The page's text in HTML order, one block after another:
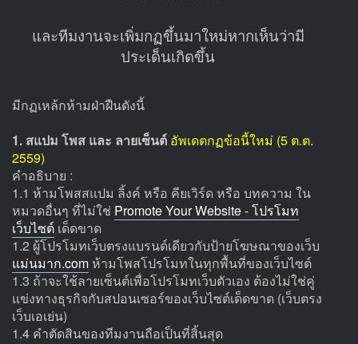
และทีมงานจะเพิ่มกฏขึ้นมาใหม่หากเห็นว่ามี
ประเด็นเกิดขึ้น
มีกฏเหล้กห้ามฝ่าฝืนดังนี้
1. สแปม โพส และ ลายเซ็นต์ อัพเดตกฏข้อนี้ใหม่ (5 ต.ต.
2559)
คำอธิบาย :
1.1 ห้ามโพสสแปม ลิ้งค์ หรือ คียเวิร์ด หรือ บทความ ใน
หมวดอื่นๆ ที่ไม่ใช่ Promote Your Website - โปรโมท
เว็บไซต์ เด็ดขาด
1.2 ผู้โปรโมทเว็บตรงแบรนด์เดียวกับป้ายโฆษณาของเว็บ
แม่นมาก.com ห้ามโพสโปรโมทในทุกพื้นที่ของเว็บไซต์
1.3 ถ้าจะใช้ลายเซ็นต์เพื่อโปรโมทเว็บตัวเอง ต้องไม่ใช่คู่
แข่งทางธุรกิจกับสปอนเซอร์ของเว็บไซต์เด็ดขาด (เว็บตรง
เว็บเอเย่น)
1.4 คำตัดสินของทีมงานถือเป็นที่สิ้นสุด